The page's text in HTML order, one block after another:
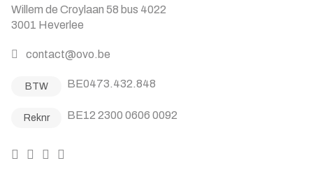
Willem de Croylaan 58 bus 4022
3001 Heverlee
contact@ovo.be
BTW BE0473.432.848
Reknr BE12 2300 0606 0092